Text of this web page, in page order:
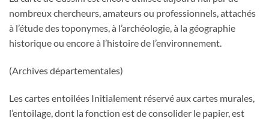
nombreux chercheurs, amateurs ou professionnels, attachés
à l’étude des toponymes, à l’archéologie, à la géographie
historique ou encore à l’histoire de l’environnement.
(Archives départementales)
Les cartes entoilées Initialement réservé aux cartes murales,
l’entoilage, dont la fonction est de consolider le papier, est